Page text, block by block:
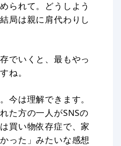
られて。どうしよう
局は親に肩代わりし
いくと、最もやっ
ね。
今は理解できます。
た方の一人がSNSの
買い物依存症で、家
った」みたいな感想